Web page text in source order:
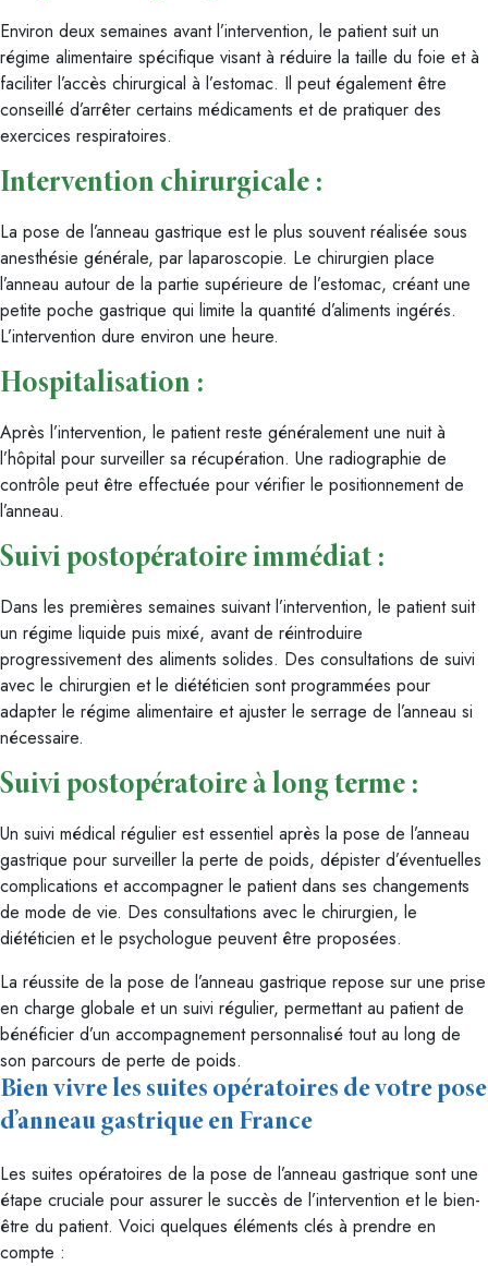
Environ deux semaines avant l’intervention, le patient suit un
régime alimentaire spécifique visant à réduire la taille du foie et à
faciliter l’accès chirurgical à l’estomac. Il peut également être
conseillé d’arrêter certains médicaments et de pratiquer des
exercices respiratoires.
Intervention chirurgicale :
La pose de l’anneau gastrique est le plus souvent réalisée sous
anesthésie générale, par laparoscopie. Le chirurgien place
l’anneau autour de la partie supérieure de l’estomac, créant une
petite poche gastrique qui limite la quantité d’aliments ingérés.
L’intervention dure environ une heure.
Hospitalisation :
Après l’intervention, le patient reste généralement une nuit à
l’hôpital pour surveiller sa récupération. Une radiographie de
contrôle peut être effectuée pour vérifier le positionnement de
l’anneau.
Suivi postopératoire immédiat :
Dans les premières semaines suivant l’intervention, le patient suit
un régime liquide puis mixé, avant de réintroduire
progressivement des aliments solides. Des consultations de suivi
avec le chirurgien et le diététicien sont programmées pour
adapter le régime alimentaire et ajuster le serrage de l’anneau si
nécessaire.
Suivi postopératoire à long terme :
Un suivi médical régulier est essentiel après la pose de l’anneau
gastrique pour surveiller la perte de poids, dépister d’éventuelles
complications et accompagner le patient dans ses changements
de mode de vie. Des consultations avec le chirurgien, le
diététicien et le psychologue peuvent être proposées.
La réussite de la pose de l’anneau gastrique repose sur une prise
en charge globale et un suivi régulier, permettant au patient de
bénéficier d’un accompagnement personnalisé tout au long de
son parcours de perte de poids.
Bien vivre les suites opératoires de votre pose
d’anneau gastrique en France
Les suites opératoires de la pose de l’anneau gastrique sont une
étape cruciale pour assurer le succès de l’intervention et le bien-
être du patient. Voici quelques éléments clés à prendre en
compte :